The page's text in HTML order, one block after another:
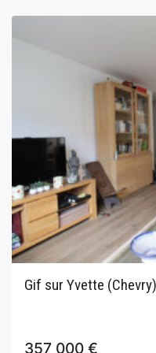
Gif sur Yvette
357 000 €